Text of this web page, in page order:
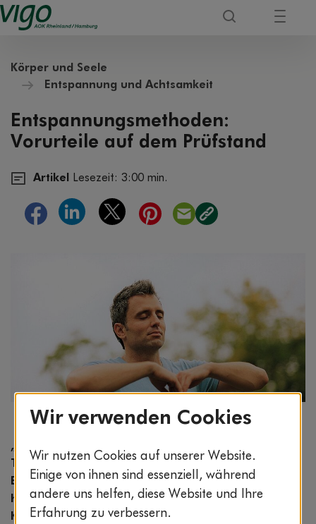
Körper und Seele
Entspannung und Achtsamkeit
Entspannungsmethoden:
Vorurteile auf dem Prüfstand
Artikel Lesezeit: 3:00 min.
Bildnachweis: © wdv / Jan Lauer
„Yoga ist nur was für Softies und beim autogenen
Training schlafe ich ein!“ – Vorurteile gegen
Entspannungsmethoden sind weit verbreitet und
halten sich noch immer hartnäckig. Zeit, für
Klarheit zu sorgen! Die bekanntesten Vorurteile
Wir verwenden Cookies
Wir nutzen Cookies auf unserer Website.
Einige von ihnen sind essenziell, während
andere uns helfen, diese Website und Ihre
Erfahrung zu verbessern.